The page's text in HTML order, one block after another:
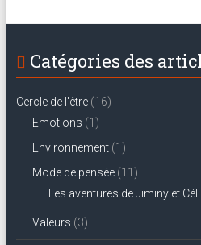
Catégories des
Cercle de l'être(16)
Emotions (1)
Environnement(1)
Mode de pensée(11)
Les aventures de Jiminy et
Valeurs (3)